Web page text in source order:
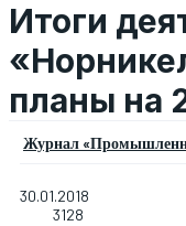
Итоги
планы на
Журнал
30.01.2018
3128